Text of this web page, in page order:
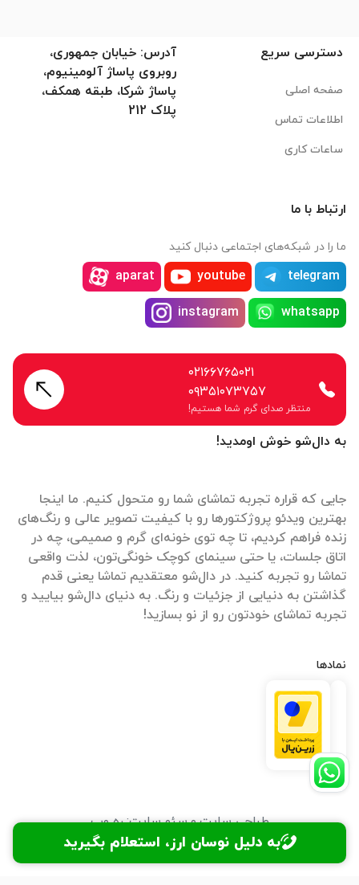
به دال‌شو خوش اومدید!
جایی که قراره تجربه تماشای شما رو متحول کنیم. ما اینجا
بهترین ویدئو پروژکتورها رو با کیفیت تصویر عالی و رنگ‌های
زنده فراهم کردیم، تا چه توی خونه‌ای گرم و صمیمی، چه در
اتاق جلسات، یا حتی سینمای کوچک خونگی‌تون، لذت واقعی
تماشا رو تجربه کنید. در دال‌شو معتقدیم تماشا یعنی قدم
گذاشتن به دنیایی از جزئیات و رنگ. به دنیای دال‌شو بیایید و
تجربه تماشای خودتون رو از نو بسازید!
نمادها
دسترسی سریع
صفحه اصلی
اطلاعات تماس
ساعات کاری
آدرس: خیابان جمهوری،
روبروی پاساژ آلومینیوم،
پاساژ شرکا، طبقه همکف،
پلاک 212
ارتباط با ما
ما را در شبکه‌های اجتماعی دنبال کنید
telegram
youtube
aparat
whatsapp
instagram
۰۲۱۶۶۷۶۵۰۲۱
۰۹۳۵۱۰۷۳۷۵۷
منتظر صدای گرم شما هستیم!
طراحی سایتوسئو سایت:ره وب
به دلیل نوسان ارز، استعلام بگیرید